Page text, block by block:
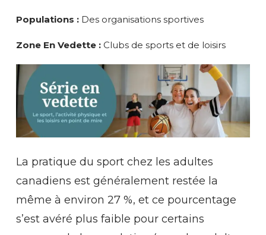
La pratique du sport chez les adultes
canadiens est généralement restée la
même à environ 27 %, et ce pourcentage
s’est avéré plus faible pour certains
Populations :Des organisations sportives
Zone En Vedette :Clubs de sports et de loisirs